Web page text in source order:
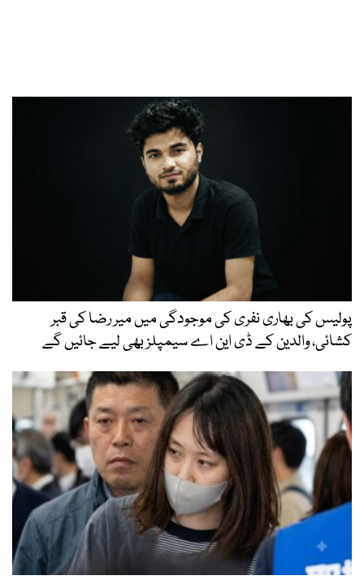
پولیس کی بھاری نفری کی موجودگی میں میر رضا کی قبر
کشائی، والدین کے ڈی این اے سیمپلز بھی لیے جائیں گے